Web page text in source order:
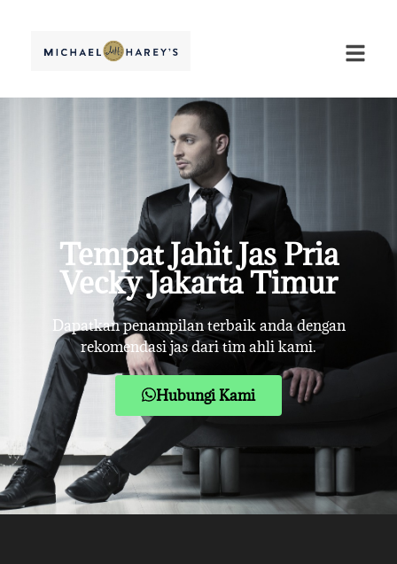
Tempat Jahit Jas Pria
Vecky Jakarta Timur
Dapatkan penampilan terbaik anda dengan
rekomendasi jas dari tim ahli kami.
Hubungi Kami